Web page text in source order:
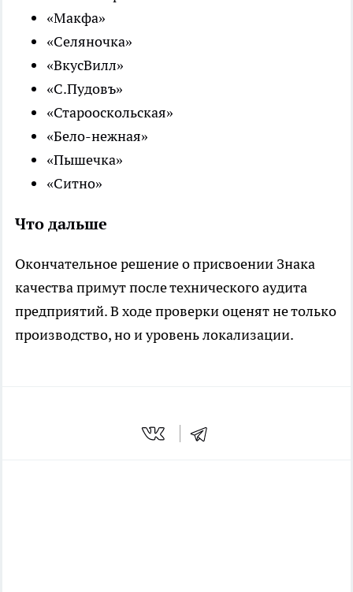
«Макфа»
«Селяночка»
«ВкусВилл»
«С.Пудовъ»
«Старооскольская»
«Бело-нежная»
«Пышечка»
«Ситно»
Что дальше
Окончательное решение о присвоении Знака
качества примут после технического аудита
предприятий. В ходе проверки оценят не только
производство, но и уровень локализации.